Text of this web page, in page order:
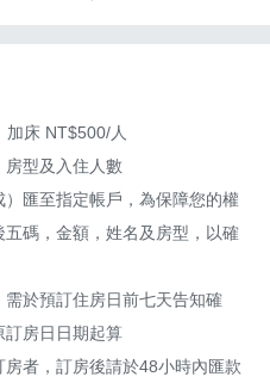
加床 NT$500/人
房型及入住人數
匯至指定帳戶，為保障您的權
碼，金額，姓名及房型，以確
需於預訂住房日前七天告知確
訂房日日期起算
者，訂房後請於48小時內匯款